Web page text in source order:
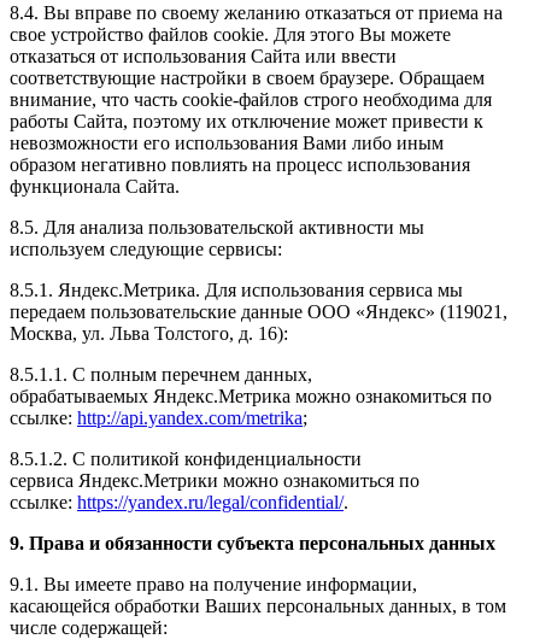
8.4. Вы вправе по своему желанию отказаться от приема на
свое устройство файлов cookie. Для этого Вы можете
отказаться от использования Сайта или ввести
соответствующие настройки в своем браузере. Обращаем
внимание, что часть cookie-файлов строго необходима для
работы Сайта, поэтому их отключение может привести к
невозможности его использования Вами либо иным
образом негативно повлиять на процесс использования
функционала Сайта.
8.5. Для анализа пользовательской активности мы
используем следующие сервисы:
8.5.1. Яндекс.Метрика. Для использования сервиса мы
передаем пользовательские данные ООО «Яндекс» (119021,
Москва, ул. Льва Толстого, д. 16):
8.5.1.1. С полным перечнем данных,
обрабатываемых Яндекс.Метрика можно ознакомиться по
ссылке: http://api.yandex.com/metrika;
8.5.1.2. С политикой конфиденциальности
сервиса Яндекс.Метрики можно ознакомиться по
ссылке: https://yandex.ru/legal/confidential/.
9. Права и обязанности субъекта персональных данных
9.1. Вы имеете право на получение информации,
касающейся обработки Ваших персональных данных, в том
числе содержащей: